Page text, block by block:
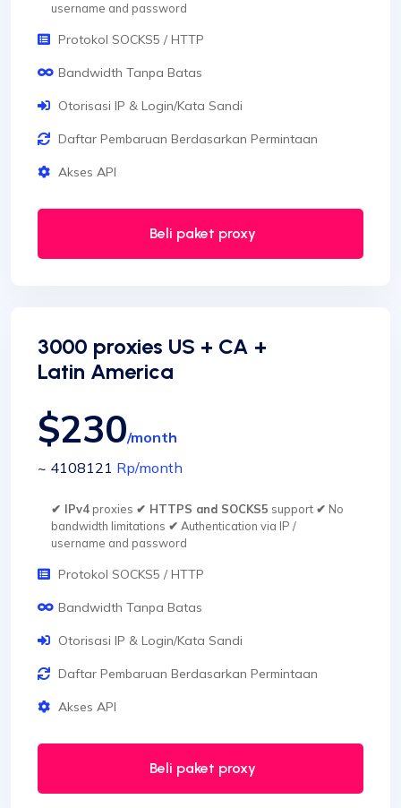
username and password
Protokol SOCKS5 / HTTP
Bandwidth Tanpa Batas
Otorisasi IP & Login/Kata Sandi
Daftar Pembaruan Berdasarkan Permintaan
Akses API
Beli paket proxy
3000 proxies US + CA +
Latin America
$230/month
~ 4108121 Rp/month
✔ IPv4proxies ✔ HTTPS and SOCKS5 support ✔ No
bandwidth limitations ✔ Authentication via IP /
username and password
Protokol SOCKS5 / HTTP
Bandwidth Tanpa Batas
Otorisasi IP & Login/Kata Sandi
Daftar Pembaruan Berdasarkan Permintaan
Akses API
Beli paket proxy